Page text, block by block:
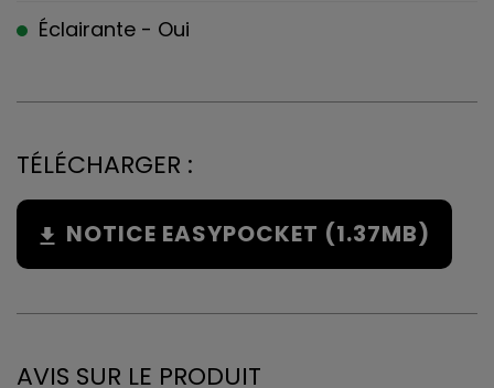
Éclairante - Oui
TÉLÉCHARGER :
NOTICE EASYPOCKET (1.37MB)
AVIS SUR LE PRODUIT